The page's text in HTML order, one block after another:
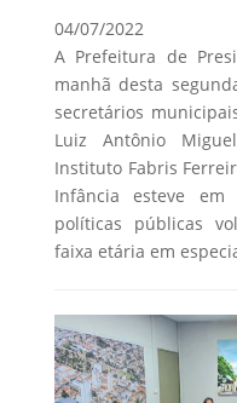
04/07/2022
A Prefeitura de
manhã desta
secretários
Luiz Antônio
Instituto Fabris
Infância esteve
políticas públicas
faixa etária em